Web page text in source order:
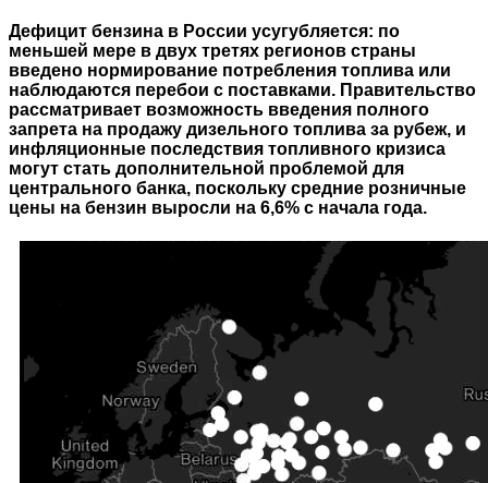
Дефицит бензина в России усугубляется: по
меньшей мере в двух третях регионов страны
введено нормирование потребления топлива или
наблюдаются перебои с поставками. Правительство
рассматривает возможность введения полного
запрета на продажу дизельного топлива за рубеж, и
инфляционные последствия топливного кризиса
могут стать дополнительной проблемой для
центрального банка, поскольку средние розничные
цены на бензин выросли на 6,6% с начала года.